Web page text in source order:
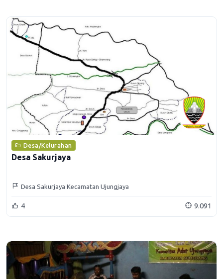
Desa/Kelurahan
Desa Sakurjaya
Desa Sakurjaya Kecamatan Ujungjaya
4 9.091